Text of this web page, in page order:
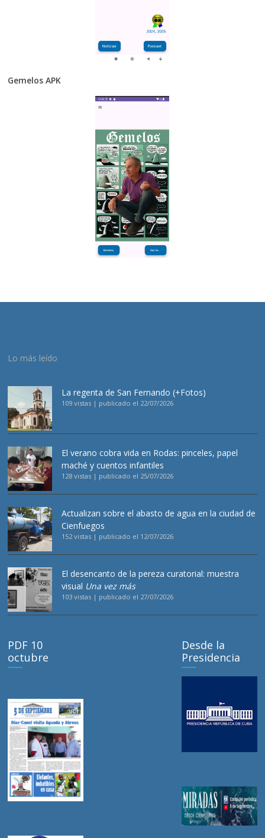
Gemelos APK
Lo más leído
La regenta de San Fernando (+Fotos)
109 vistas | publicado el 22/07/2026
El verano cobra vida en Rodas: pinceles, papel
maché y cuentos infantiles
128 vistas | publicado el 25/07/2026
Actualizan sobre el abasto de agua en la ciudad de
Cienfuegos
152 vistas | publicado el 12/07/2026
El desencanto de la pereza curatorial: muestra
visual Una vez más
103 vistas | publicado el 27/07/2026
PDF 10
octubre
Desde la
Presidencia